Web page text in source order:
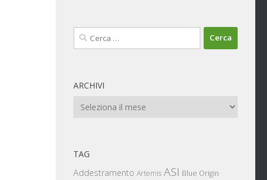
Ricerca
per:
ARCHIVI
Archivi
TAG
Addestramento Artemis ASI Blue Origin